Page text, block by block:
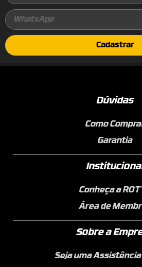
Cadastrar
Dúvidas
Como
Garantia
Conheça a
Área de
Sobre a
Seja uma